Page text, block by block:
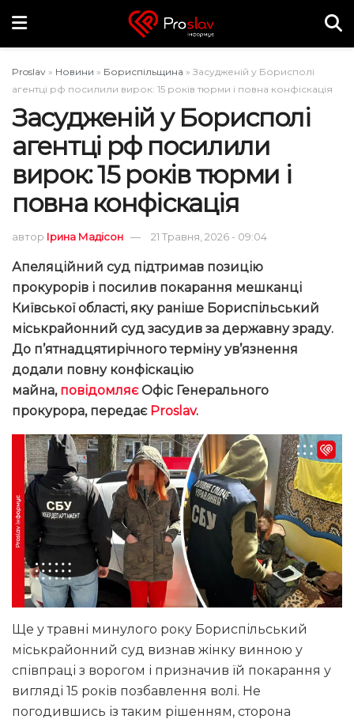
Proslav » Новини » Бориспільщина » Засудженій у Борисполі
агентці рф посилили вирок: 15 років тюрми і повна конфіскація
Засудженій у Борисполі
агентці рф посилили
вирок: 15 років тюрми і
повна конфіскація
автор Ірина Мадісон 21 Травня, 2026 - 09:04
Апеляційний суд підтримав позицію
прокурорів і посилив покарання мешканці
Київської області,яку раніше Бориспільський
міськрайонний суд засудив за державну зраду.
До п’ятнадцятирічного терміну ув’язнення
додали повну конфіскацію
майна, повідомляєОфіс Генерального
прокурора, передає Proslav.
Ще у травні минулого року Бориспільський
міськрайонний суд визнав жінку винною у
співпраці з ворогом і призначив їй покарання у
вигляді 15 років позбавлення волі. Не
погодившись із таким рішенням, сторона